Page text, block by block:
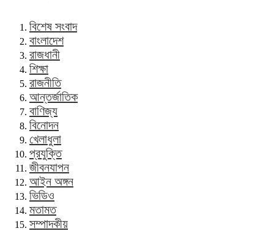
বিশেষ সংবাদ
বাংলাদেশ
রাজধানী
শিক্ষা
রাজনীতি
আন্তর্জাতিক
বাণিজ্য
বিনোদন
খেলাধুলা
প্রযুক্তি
জীবনযাপন
আইন অঙ্গন
ভিডিও
মতামত
সম্পাদকীয়